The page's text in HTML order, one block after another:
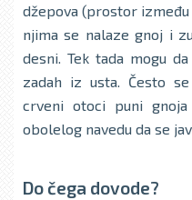
džepova (prostor između
njima se nalaze gnoj i
desni. Tek tada mogu
zadah iz usta. Često
crveni otoci puni gnoja
obolelog navedu da se
Do čega dovode?